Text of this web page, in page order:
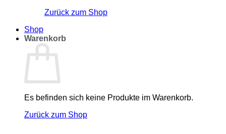
Zurück zum Shop
Shop
Warenkorb
Es befinden sich keine Produkte im Warenkorb.
Zurück zum Shop